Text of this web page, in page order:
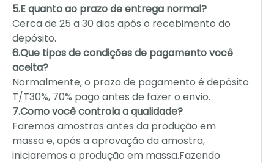
5.E quanto ao prazo de entrega normal?
Cerca de 25 a 30 dias após o recebimento do
depósito.
6.Que tipos de condições de pagamento você
aceita?
Normalmente, o prazo de pagamento é depósito
T/T30%, 70% pago antes de fazer o envio.
7.Como você controla a qualidade?
Faremos amostras antes da produção em
massa e, após a aprovação da amostra,
iniciaremos a produção em massa.Fazendo